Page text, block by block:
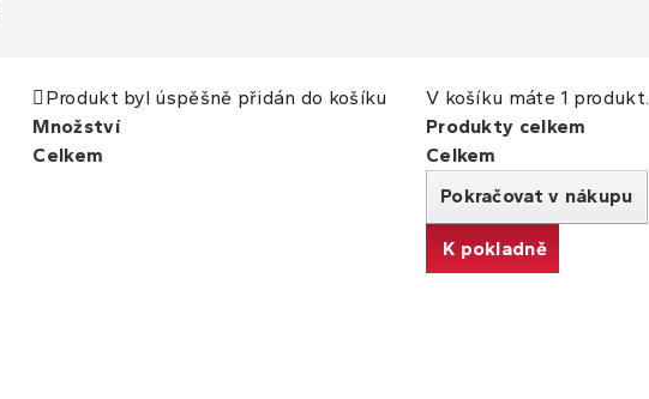
Produkt byl úspěšně přidán do košíku
Množství
Celkem
V košíku máte 1 produkt.
Produkty celkem
Celkem
Pokračovat v nákupu
K pokladně